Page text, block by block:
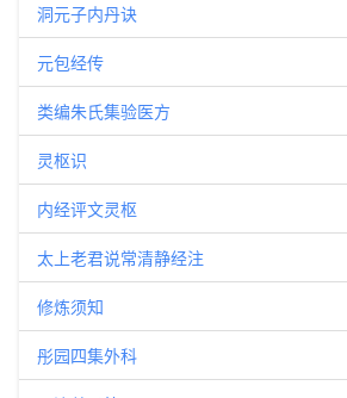
洞元子内丹诀
元包经传
类编朱氏集验医方
灵枢识
内经评文灵枢
太上老君说常清静经注
修炼须知
彤园四集外科